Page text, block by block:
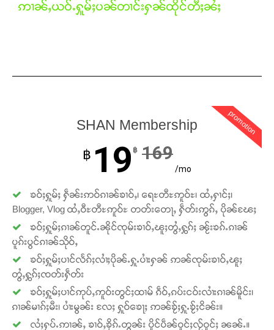
Support SHAN
တႃႇႁႂ်ႈသဵင်ၵၢင်ၸႂ်ၵူၼ်းမိူင်း ၵူႈတီႈၵူႈလႅၼ်ပေႃးတေၸွ
တ်ႇ တူဝ်ႈလုမ်ႈၾႃႉၼၼ်ႉ ၶဝ်ႈႁူမ်ႈၵမ်ႉထႅမ် ၸုမ်းၶၢ
ဝ်ႇၽူႈတွႆႇႁွၵ်ႈ လႆႈယူႇၶႃႈဢေႃႈ။
Donate Now
ဢၢၼ်ႇယဝ်ႉႁူမ်ႈပၼ်တၢင်းႁၼ်ထိုင်တီႈၼႆႈ
promotion
SHAN Membership
฿ 19 ฿ 169
/mo
ၶဝ်ႈႁူမ်ႈ ႁဵၼ်းဢဝ်ၵၢၼ်ၶၢဝ်ႇ၊ ရေႊတီႊဢူဝ်ႊ၊ ထႆႇႁၢင်ႈ၊
Blogger, Vlog ထႆႇဝီႊတီႊဢူဝ်ႊ တတ်းတေႃႇ ႁဵတ်းဢွၵ်ႇ ပိုၼ်ၽႄႈ
ၶဝ်ႈႁူမ်ႈၵၢၼ်တူင်ႉၼိုင်ၸုမ်းၶၢဝ်ႇၽူႈတွႆႇႁွၵ်ႈ ၼႂ်းၶၵ်ႉၵၢၼ်
ပူၵ်းပွင်ၵၢၼ်သိုဝ်ႇ
ၶဝ်ႈႁူမ်ႈပၢင်လႅၵ်ႈလၢႆႈပိုၼ်ႉႁူႉပၢႆးႁၼ် ဢၼ်ၸုမ်းၶၢဝ်ႇၽူႈ
တွႆႇႁွၵ်ႈၸတ်းႁဵတ်း
ၶဝ်ႈႁူမ်ႈပၢင်ဢုပ်ႇဢူဝ်းတွင်ႈထၢမ် ၵဵဝ်ႇၵပ်းငဝ်းလၢႆးၵၢၼ်မိူင်း၊
ၵၢၼ်မၢၵ်ႈမီး၊ ပၢႆးမွၼ်း လႄႈ ႁူဝ်ၶေႃႈ ဢၼ်ၶႂ်ႈႁူႉၶႂ်ႈငိၼ်း။
လႆႈႁပ်ႉဢၢၼ်ႇ ၶၢဝ်ႇၶိုၵ်ႉတွၼ်း ပိူင်ပဵၼ်ဝူင်ႈလႂ်ဝူင်ႈ ၼၼ်ႉ။